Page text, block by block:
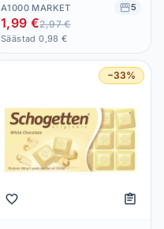
A1000 MARKET 5
1,99 €2,97 €
Säästad 0,98 €
−33%